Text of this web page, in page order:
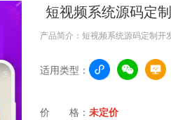
短视频系统源码定
产品简介：短视频系统源码定制开
适用类型：
价 格： 未定价